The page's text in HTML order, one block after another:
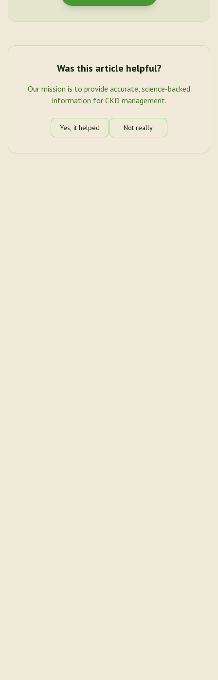
Was this article helpful?
Our mission is to provide accurate, science-backed
information for CKD management.
Yes, it helped Not really